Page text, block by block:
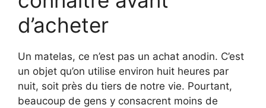
d’acheter
Un matelas, ce n’est pas un achat anodin. C’est
un objet qu’on utilise environ huit heures par
nuit, soit près du tiers de notre vie. Pourtant,
beaucoup de gens y consacrent moins de